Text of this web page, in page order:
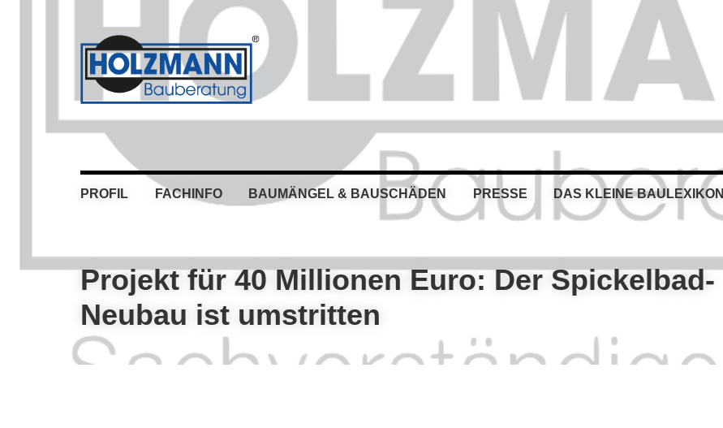
PROFIL FACHINFO BAUMÄNGEL & BAUSCHÄDEN PRESSE DAS KLEINE BAULEXIKON
Projekt für 40 Millionen Euro: Der Spickelbad-
Neubau ist umstritten